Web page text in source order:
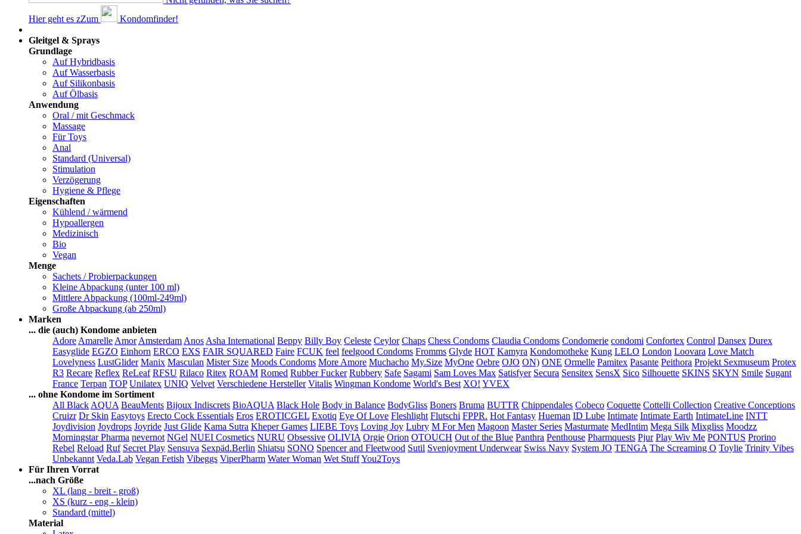
Hier geht es zZum
Kondomfinder!
Gleitgel & Sprays
Grundlage
Auf Hybridbasis
Auf Wasserbasis
Auf Silikonbasis
Auf Ölbasis
Anwendung
Oral / mit Geschmack
Massage
Für Toys
Anal
Standard (Universal)
Stimulation
Verzögerung
Hygiene & Pflege
Eigenschaften
Kühlend / wärmend
Hypoallergen
Medizinisch
Bio
Vegan
Menge
Sachets / Probierpackungen
Kleine Abpackung (unter 100 ml)
Mittlere Abpackung (100ml-249ml)
Große Abpackung (ab 250ml)
Marken
... die (auch) Kondome anbieten
Adore Amarelle Amor Amsterdam Anos Asha International Beppy Billy Boy Celeste Ceylor Chaps Chess Condoms Claudia Condoms Condomerie condomi Confortex Control Dansex Durex
Easyglide EGZO Einhorn ERCO EXS FAIR SQUARED Faire FCUK feel feelgood Condoms Fromms Glyde HOT Kamyra Kondomotheke Kung LELO London Loovara Love Match
Lovelyness LustGlider Manix Masculan Mister Size Moods Condoms More Amore Muchacho My.Size MyOne Oebre OJO ON) ONE Ormelle Pamitex Pasante Peithora Projekt Sexmuseum Protex
R3 Recare Reflex ReLeaf RFSU Rilaco Ritex ROAM Romed Rubber Fucker Rubbery Safe Sagami Sam Loves Max Satisfyer Secura Sensitex SensX Sico Silhouette SKINS SKYN Smile Sugant
France Terpan TOP Unilatex UNIQ Velvet Verschiedene Hersteller Vitalis Wingman Kondome World's Best XO! YVEX
... ohne Kondome im Sortiment
All Black AQUA BeauMents Bijoux Indiscrets BioAQUA Black Hole Body in Balance BodyGliss Boners Bruma BUTTR Chippendales Cobeco Coquette Cottelli Collection Creative Conceptions
Cruizr Dr Skin Easytoys Erecto Cock Essentials Eros EROTICGEL Exotiq Eye Of Love Fleshlight Flutschi FPPR. Hot Fantasy Hueman ID Lube Intimate Intimate Earth IntimateLine INTT
Joydivision Joydrops Joyride Just Glide Kama Sutra Kheper Games LIEBE Toys Loving Joy Lubry M For Men Magoon Master Series Masturmate MedIntim Mega Silk Mixgliss Moodzz
Morningstar Pharma nevernot NGel NUEI Cosmetics NURU Obsessive OLIVIA Orgie Orion OTOUCH Out of the Blue Panthra Penthouse Pharmquests Pjur Play Wiv Me PONTUS Prorino
Rebel Reload Ruf Secret Play Sensuva Sexpäd.Berlin Shiatsu SONO Spencer and Fleetwood Sutil Svenjoyment Underwear Swiss Navy System JO TENGA The Screaming O Toylie Trinity Vibes
Unbekannt Veda.Lab Vegan Fetish Vibeggs ViperPharm Water Woman Wet StuffYou2Toys
Für Ihren Vorrat
...nach Größe
XL (lang - breit - groß)
XS (kurz - eng - klein)
Standard (mittel)
Material